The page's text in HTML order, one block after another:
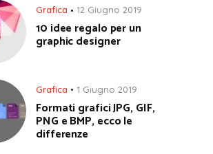
Grafica 12 Giugno 2019
10 idee regalo per un
graphic designer
Grafica 1 Giugno 2019
Formati grafici JPG, GIF,
PNG e BMP, ecco le
differenze